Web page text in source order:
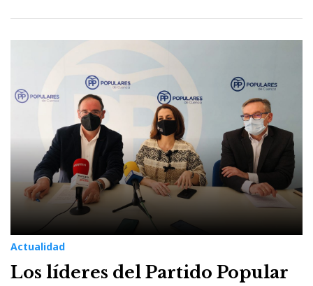
Actualidad
Los líderes del Partido Popular